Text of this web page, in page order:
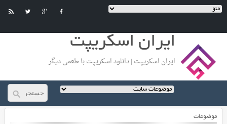
ایران اسکریپت
ایران اسکریپت | دانلود اسکریپت با طعمی دیگر
موضوعات